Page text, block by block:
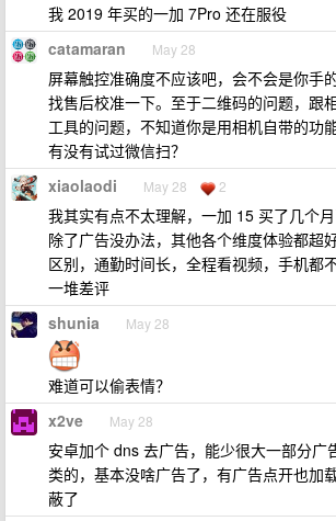
我 2019 年买的一加 7Pro 还在服役
catamaran May 28
屏幕触控准确度不应该吧，会不会是你手
找售后校准一下。至于二维码的问题，跟
工具的问题，不知道你是用相机自带的功
有没有试过微信扫？
xiaolaodi May 28 2
我其实有点不太理解，一加 15 买了几个月
除了广告没办法，其他各个维度体验都超
区别，通勤时间长，全程看视频，手机都
一堆差评
shunia May 28
难道可以偷表情？
x2ve May 28
安卓加个 dns 去广告，能少很大一部分广
类的，基本没啥广告了，有广告点开也加
蔽了